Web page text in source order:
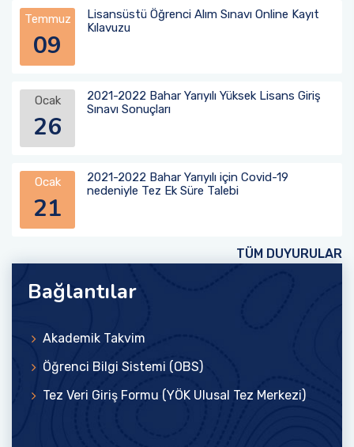
Temmuz
09
Lisansüstü Öğrenci Alım Sınavı Online Kayıt
Kılavuzu
Ocak
26
2021-2022 Bahar Yarıyılı Yüksek Lisans Giriş
Sınavı Sonuçları
Ocak
21
2021-2022 Bahar Yarıyılı için Covid-19
nedeniyle Tez Ek Süre Talebi
TÜM DUYURULAR
Bağlantılar
Akademik Takvim
Öğrenci Bilgi Sistemi (OBS)
Tez Veri Giriş Formu (YÖK Ulusal Tez Merkezi)